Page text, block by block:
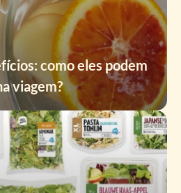
como eles podem
viagem?